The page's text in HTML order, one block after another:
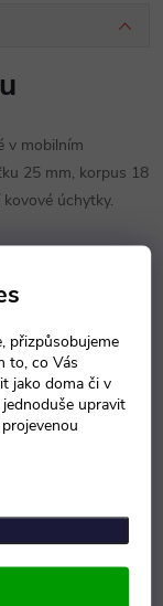
přizpůsobujeme
to, co Vás
jako doma či v
upravit
v mobilním
25 mm, korpus 18
úchytky.